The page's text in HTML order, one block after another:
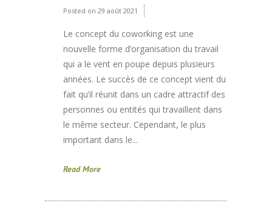
Posted on 29 août 2021
Le concept du coworking est une
nouvelle forme d’organisation du travail
qui a le vent en poupe depuis plusieurs
années. Le succès de ce concept vient du
fait qu’il réunit dans un cadre attractif des
personnes ou entités qui travaillent dans
le même secteur. Cependant, le plus
important dans le...
Read More